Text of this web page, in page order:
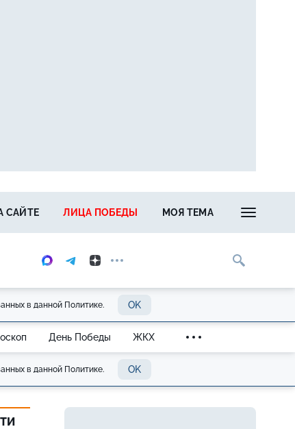
САЙТЕ ЛИЦА ПОБЕДЫ МОЯ ТЕМА
в данной Политике. OK
День Победы ЖКХ
в данной Политике. OK